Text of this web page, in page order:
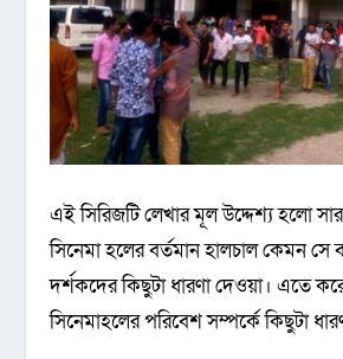
এই সিরিজটি লেখার মূল উদ্দেশ্য হলো
সিনেমা হলের বর্তমান হালচাল কেমন সে
দর্শকদের কিছুটা ধারণা দেওয়া। এতে
সিনেমাহলের পরিবেশ সম্পর্কে কিছুটা